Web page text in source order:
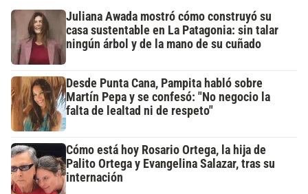
Juliana Awada mostró cómo construyó su
casa sustentable en La Patagonia: sin talar
ningún árbol y de la mano de su cuñado
Desde Punta Cana, Pampita habló sobre
Martín Pepa y se confesó: "No negocio la
falta de lealtad ni de respeto"
Cómo está hoy Rosario Ortega, la hija de
Palito Ortega y Evangelina Salazar, tras su
internación